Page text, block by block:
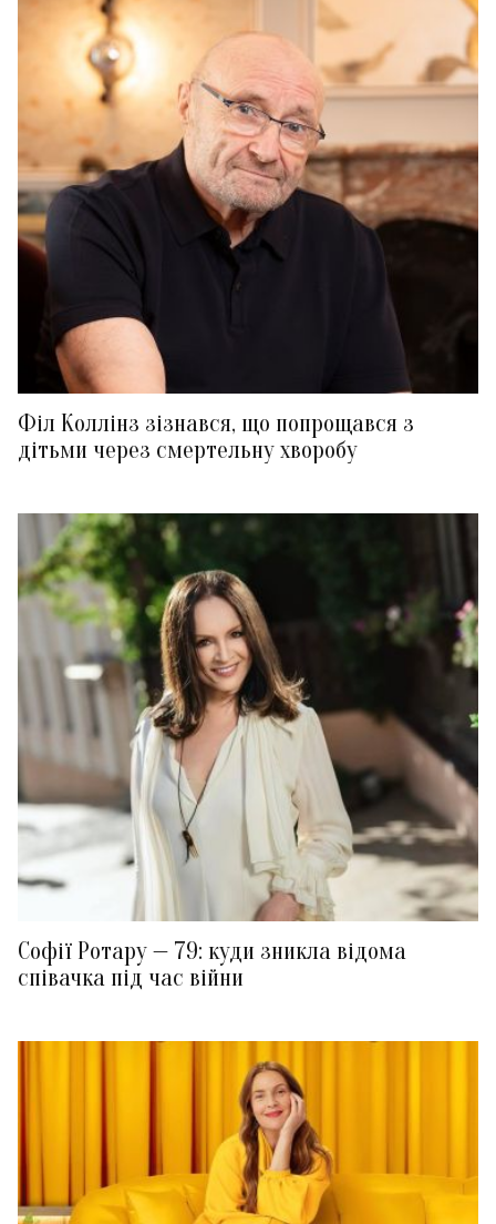
Філ Коллінз зізнався, що попрощався з
дітьми через смертельну хворобу
Софії Ротару — 79: куди зникла відома
співачка під час війни